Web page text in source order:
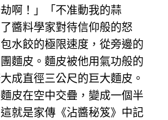
啊！」「不准動我的蒜
醬料學家對待信仰般的怒
水餃的極限速度，從旁邊的
麵皮。麵皮被他用氣功般的
成直徑三公尺的巨大麵皮。
皮在空中交疊，變成一個半
就是家傳《沾醬秘笈》中記